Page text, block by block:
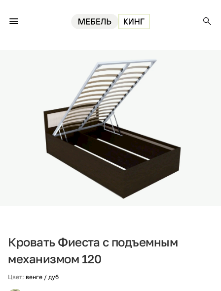
Кровать Фиеста с подъемным
механизмом 120
Цвет: венге / дуб